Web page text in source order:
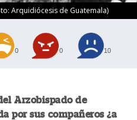
Arquidiócesis de Guatemala)
0 0 10
Arzobispado de
por sus compañeros ¿a